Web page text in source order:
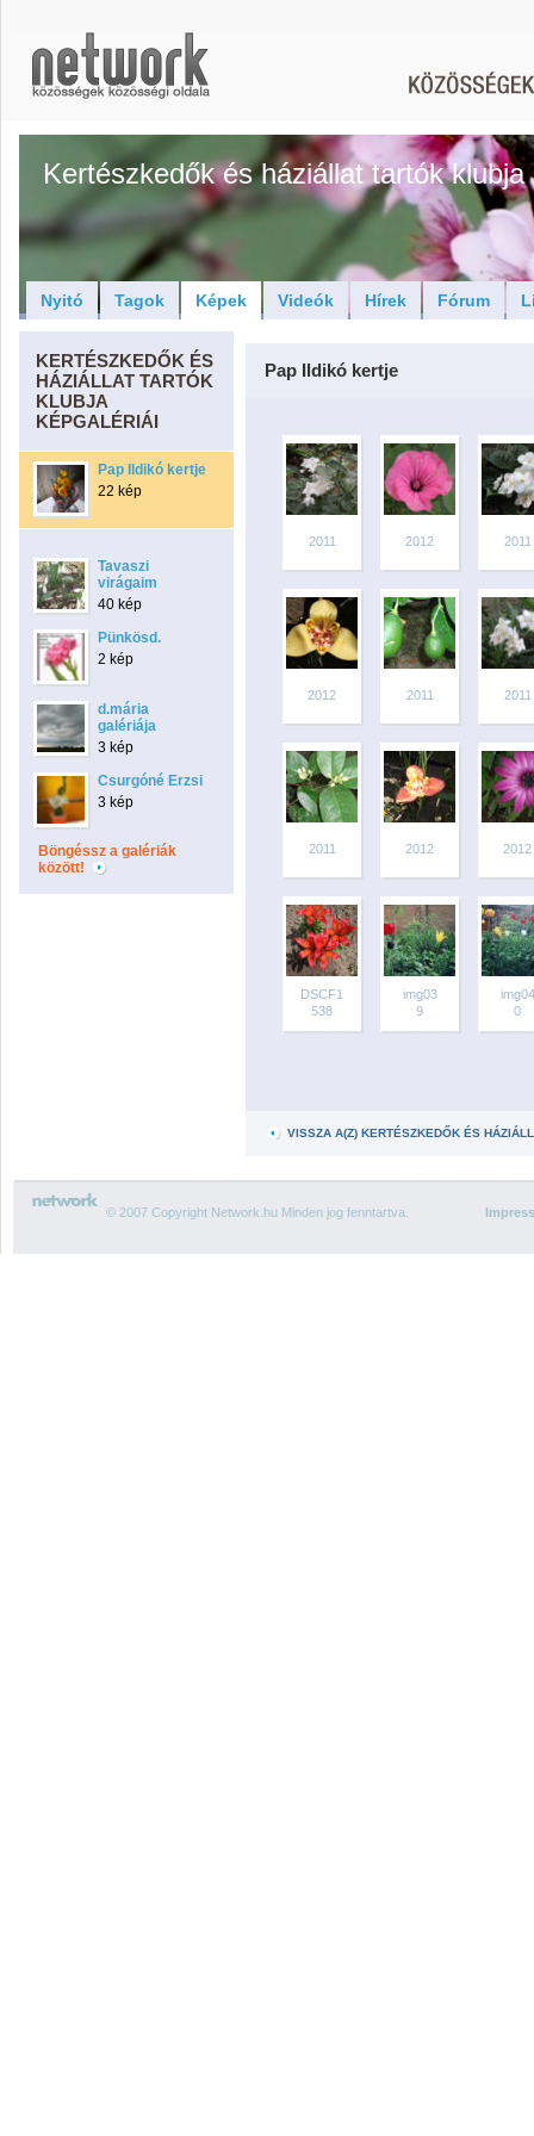
Kertészkedők és háziállat tartók klubja
Nyitó Tagok Képek Videók Hírek Fórum
KERTÉSZKEDŐK ÉS
HÁZIÁLLAT TARTÓK
KLUBJA
KÉPGALÉRIÁI
Pap Ildikó kertje
22 kép
Tavaszi
virágaim
40 kép
Pünkösd.
2 kép
d.mária
galériája
3 kép
Csurgóné Erzsi
3 kép
Böngéssz a galériák
között!
Pap Ildikó kertje
2011 2012 2011
2012 2011 2011
2011 2012 2012
DSCF1
538
img03
9
img04
0
VISSZA A(Z) KERTÉSZKEDŐK ÉS
© 2007 Copyright Network.hu Minden jog fenntartva.